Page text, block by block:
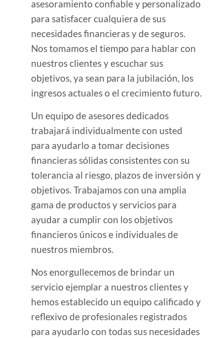
asesoramiento confiable y personalizado
para satisfacer cualquiera de sus
necesidades financieras y de seguros.
Nos tomamos el tiempo para hablar con
nuestros clientes y escuchar sus
objetivos, ya sean para la jubilación, los
ingresos actuales o el crecimiento futuro.
Un equipo de asesores dedicados
trabajará individualmente con usted
para ayudarlo a tomar decisiones
financieras sólidas consistentes con su
tolerancia al riesgo, plazos de inversión y
objetivos. Trabajamos con una amplia
gama de productos y servicios para
ayudar a cumplir con los objetivos
financieros únicos e individuales de
nuestros miembros.
Nos enorgullecemos de brindar un
servicio ejemplar a nuestros clientes y
hemos establecido un equipo calificado y
reflexivo de profesionales registrados
para ayudarlo con todas sus necesidades